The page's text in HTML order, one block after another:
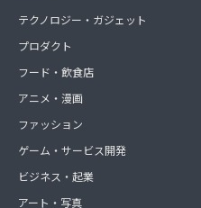
テクノロジー・ガジェット
プロダクト
フード・飲食店
アニメ・漫画
ファッション
ゲーム・サービス開発
ビジネス・起業
アート・写真